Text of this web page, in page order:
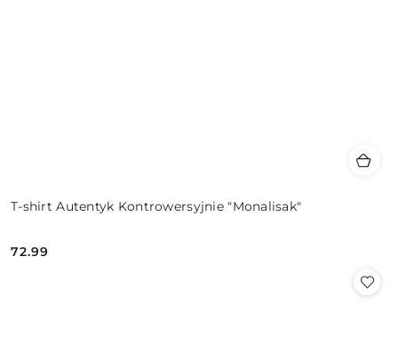
T-shirt Autentyk Kontrowersyjnie "Monalisak"
Cena:
72.99